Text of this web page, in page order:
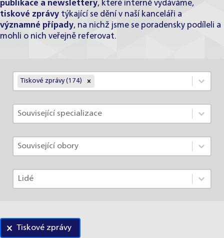
publikace a newslettery, které interně vydáváme,
tiskové zprávy týkající se dění v naší kanceláři a
významné případy, na nichž jsme se poradensky podíleli a
mohli o nich veřejně referovat.
Články - Rubriky
Select content
Tiskové zprávy (174)
Články - Specializace
Select content
Select content
Články - Obory
Select content
Select content
Články - Lidé
Select content
Select content
Tiskové zprávy